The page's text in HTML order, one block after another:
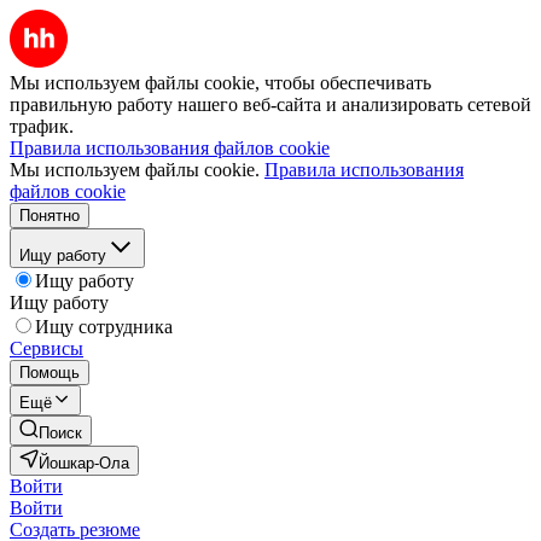
Мы используем файлы cookie, чтобы обеспечивать
правильную работу нашего веб-сайта и анализировать сетевой
трафик.
Правила использования файлов cookie
Мы используем файлы cookie. Правила использования
файлов cookie
Понятно
Ищу работу
Ищу работу
Ищу работу
Ищу сотрудника
Сервисы
Помощь
Ещё
Поиск
Йошкар-Ола
Войти
Войти
Создать резюме